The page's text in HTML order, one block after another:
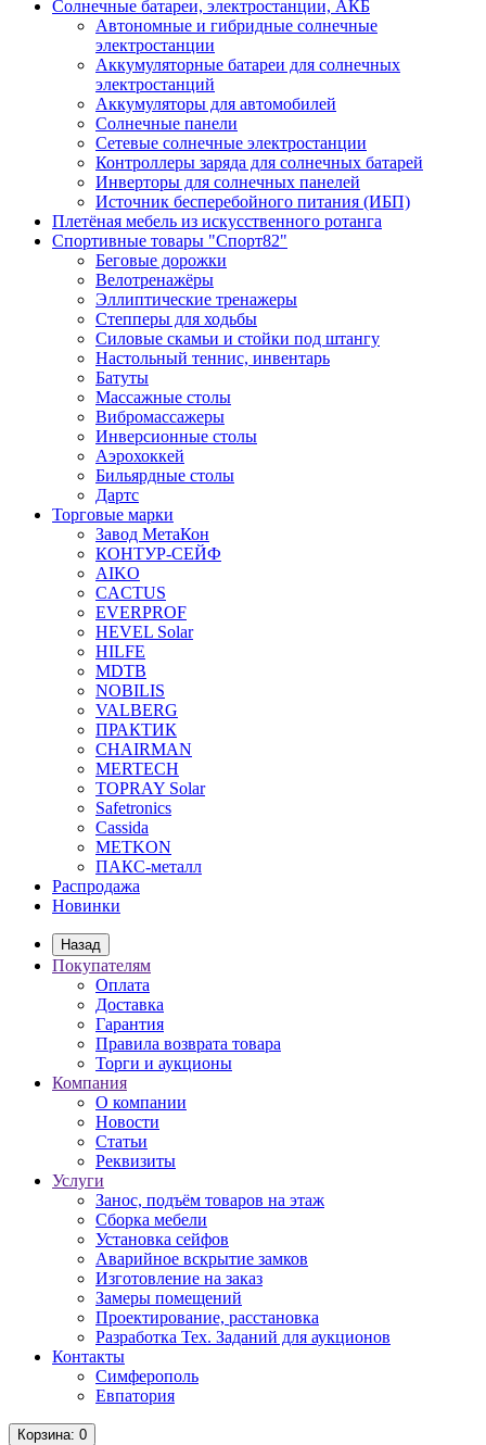
Солнечные батареи, электростанции, АКБ
Автономные и гибридные солнечные
электростанции
Аккумуляторные батареи для солнечных
электростанций
Аккумуляторы для автомобилей
Солнечные панели
Сетевые солнечные электростанции
Контроллеры заряда для солнечных батарей
Инверторы для солнечных панелей
Источник бесперебойного питания (ИБП)
Плетёная мебель из искусственного ротанга
Спортивные товары "Спорт82"
Беговые дорожки
Велотренажёры
Эллиптические тренажеры
Степперы для ходьбы
Силовые скамьи и стойки под штангу
Настольный теннис, инвентарь
Батуты
Массажные столы
Вибромассажеры
Инверсионные столы
Аэрохоккей
Бильярдные столы
Дартс
Торговые марки
Завод МетаКон
КОНТУР-СЕЙФ
AIKO
CACTUS
EVERPROF
HEVEL Solar
HILFE
MDTB
NOBILIS
VALBERG
ПРАКТИК
CHAIRMAN
MERTECH
TOPRAY Solar
Safetronics
Cassida
METKON
ПАКС-металл
Распродажа
Новинки
Назад
Покупателям
Оплата
Доставка
Гарантия
Правила возврата товара
Торги и аукционы
Компания
О компании
Новости
Статьи
Реквизиты
Услуги
Занос, подъём товаров на этаж
Сборка мебели
Установка сейфов
Аварийное вскрытие замков
Изготовление на заказ
Замеры помещений
Проектирование, расстановка
Разработка Тех. Заданий для аукционов
Контакты
Симферополь
Евпатория
Корзина: 0